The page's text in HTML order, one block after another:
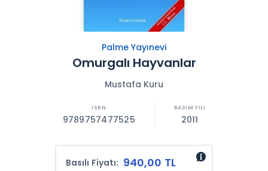
Palme Yayınevi
Omurgalı Hayvanlar
Mustafa Kuru
9789757477525 2011
Basılı Fiyatı: 940,00 TL